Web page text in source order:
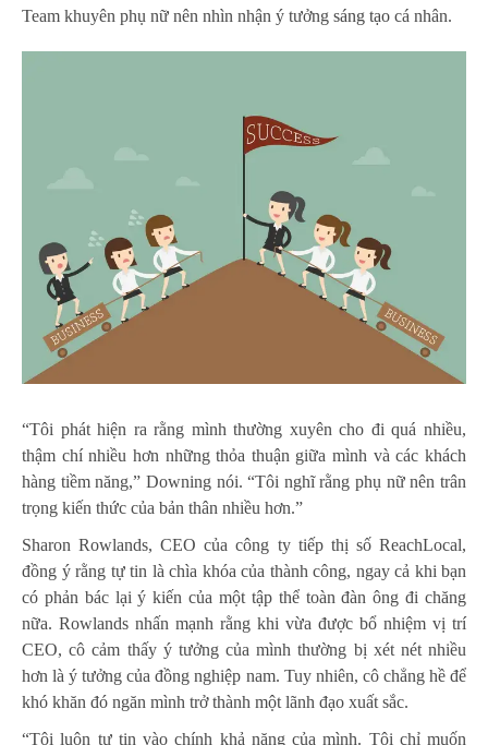
Team khuyên phụ nữ nên nhìn nhận ý tưởng sáng tạo cá nhân.
“Tôi phát hiện ra rằng mình thường xuyên cho đi quá nhiều,
thậm chí nhiều hơn những thỏa thuận giữa mình và các khách
hàng tiềm năng,” Downing nói. “Tôi nghĩ rằng phụ nữ nên trân
trọng kiến thức của bản thân nhiều hơn.”
Sharon Rowlands, CEO của công ty tiếp thị số ReachLocal,
đồng ý rằng tự tin là chìa khóa của thành công, ngay cả khi bạn
có phản bác lại ý kiến của một tập thể toàn đàn ông đi chăng
nữa. Rowlands nhấn mạnh rằng khi vừa được bổ nhiệm vị trí
CEO, cô cảm thấy ý tưởng của mình thường bị xét nét nhiều
hơn là ý tưởng của đồng nghiệp nam. Tuy nhiên, cô chẳng hề để
khó khăn đó ngăn mình trở thành một lãnh đạo xuất sắc.
“Tôi luôn tự tin vào chính khả năng của mình. Tôi chỉ muốn